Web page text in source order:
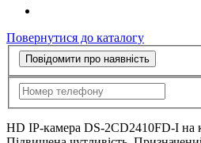
Повернутися до каталогу
Повідомити про наявність
HD IP-камера DS-2CD2410FD-I на